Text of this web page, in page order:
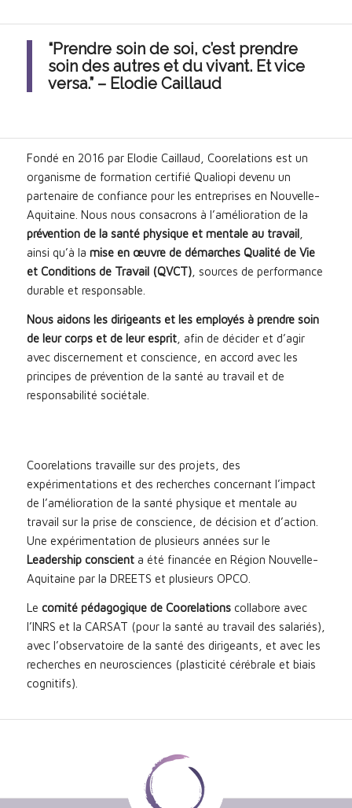
“Prendre soin de soi, c’est prendre
soin des autres et du vivant. Et vice
versa.” – Elodie Caillaud
Fondé en 2016 par Elodie Caillaud, Coorelations est un
organisme de formation certifié Qualiopi devenu un
partenaire de confiance pour les entreprises en Nouvelle-
Aquitaine. Nous nous consacrons à l’amélioration de la
prévention de la santé physique et mentale au travail,
ainsi qu’à la mise en œuvre de démarches Qualité de Vie
et Conditions de Travail (QVCT), sources de performance
durable et responsable.
Nous aidons les dirigeants et les employés à prendre soin
de leur corps et de leur esprit, afin de décider et d’agir
avec discernement et conscience, en accord avec les
principes de prévention de la santé au travail et de
responsabilité sociétale.
Coorelations travaille sur des projets, des
expérimentations et des recherches concernant l’impact
de l’amélioration de la santé physique et mentale au
travail sur la prise de conscience, de décision et d’action.
Une expérimentation de plusieurs années sur le
Leadership conscienta été financée en Région Nouvelle-
Aquitaine par la DREETS et plusieurs OPCO.
Le comité pédagogique de Coorelationscollabore avec
l’INRS et la CARSAT (pour la santé au travail des salariés),
avec l’observatoire de la santé des dirigeants, et avec les
recherches en neurosciences (plasticité cérébrale et biais
cognitifs).